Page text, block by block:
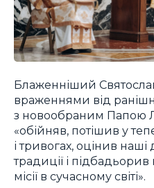
Блаженніший
враженнями від
з новообраним Папою
«обійняв, потішив у
і тривогах, оцінив наші
традиції і підбадьорив
місії в сучасному світі».